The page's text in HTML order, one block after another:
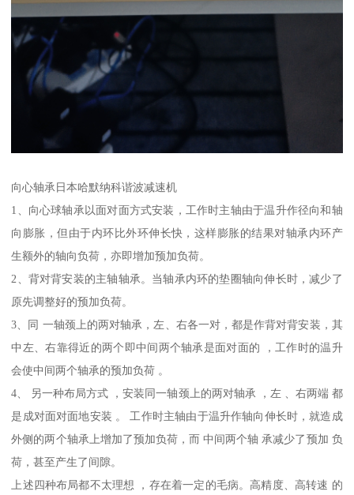
向心轴承日本哈默纳科谐波减速机
1、向心球轴承以面对面方式安装，工作时主轴由于温升作径向和轴
向膨胀，但由于内环比外环伸长快，这样膨胀的结果对轴承内环产
生额外的轴向负荷，亦即增加预加负荷。
2、背对背安装的主轴轴承。当轴承内环的垫圈轴向伸长时，减少了
原先调整好的预加负荷。
3、同 一轴颈上的两对轴承，左、右各一对，都是作背对背安装，其
中左、右靠得近的两个即中间两个轴承是面对面的 ，工作时的温升
会使中间两个轴承的预加负荷 。
4、 另一种布局方式 ，安装同一轴颈上的两对轴承 ，左 、右两端 都
是成对面对面地安装 。 工作时主轴由于温升作轴向伸长时，就造成
外侧的两个轴承上增加了预加负荷，而 中间两个轴 承减少了预加 负
荷，甚至产生了间隙。
上述四种布局都不太理想 ，存在着一定的毛病。高精度、高转速 的